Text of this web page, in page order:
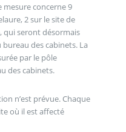
concerne 9
2 sur le site de
qui seront désormais
des cabinets. La
par le pôle
des cabinets.
n’est prévue. Chaque
où il est affecté